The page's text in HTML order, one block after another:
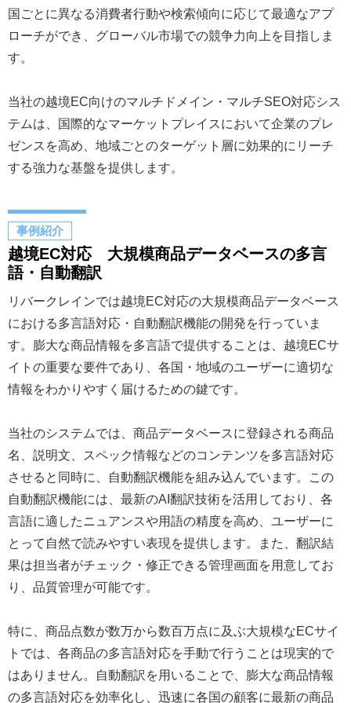
国ごとに異なる消費者行動や検索傾向に応じて最適なアプ
ローチができ、グローバル市場での競争力向上を目指しま
す。
当社の越境EC向けのマルチドメイン・マルチSEO対応シス
テムは、国際的なマーケットプレイスにおいて企業のプレ
ゼンスを高め、地域ごとのターゲット層に効果的にリーチ
する強力な基盤を提供します。
事例紹介
越境EC対応 大規模商品データベースの多言
語・自動翻訳
リバークレインでは越境EC対応の大規模商品データベース
における多言語対応・自動翻訳機能の開発を行っていま
す。膨大な商品情報を多言語で提供することは、越境ECサ
イトの重要な要件であり、各国・地域のユーザーに適切な
情報をわかりやすく届けるための鍵です。
当社のシステムでは、商品データベースに登録される商品
名、説明文、スペック情報などのコンテンツを多言語対応
させると同時に、自動翻訳機能を組み込んでいます。この
自動翻訳機能には、最新のAI翻訳技術を活用しており、各
言語に適したニュアンスや用語の精度を高め、ユーザーに
とって自然で読みやすい表現を提供します。また、翻訳結
果は担当者がチェック・修正できる管理画面を用意してお
り、品質管理が可能です。
特に、商品点数が数万から数百万点に及ぶ大規模なECサイ
トでは、各商品の多言語対応を手動で行うことは現実的で
はありません。自動翻訳を用いることで、膨大な商品情報
の多言語対応を効率化し、迅速に各国の顧客に最新の商品